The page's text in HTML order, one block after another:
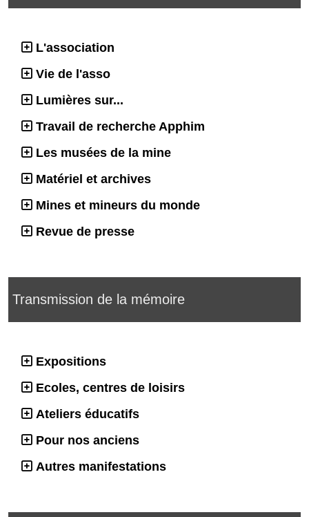
L'association
Vie de l'asso
Lumières sur...
Travail de recherche Apphim
Les musées de la mine
Matériel et archives
Mines et mineurs du monde
Revue de presse
Transmission de la mémoire
Expositions
Ecoles, centres de loisirs
Ateliers éducatifs
Pour nos anciens
Autres manifestations